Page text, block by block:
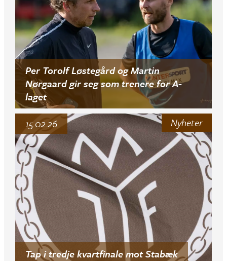
Per Torolf Løstegård og Martin
Nørgaard gir seg som trenere for A-
laget
Nyheter
Tap i tredje kvartfinale mot Stabæk
15.02.26